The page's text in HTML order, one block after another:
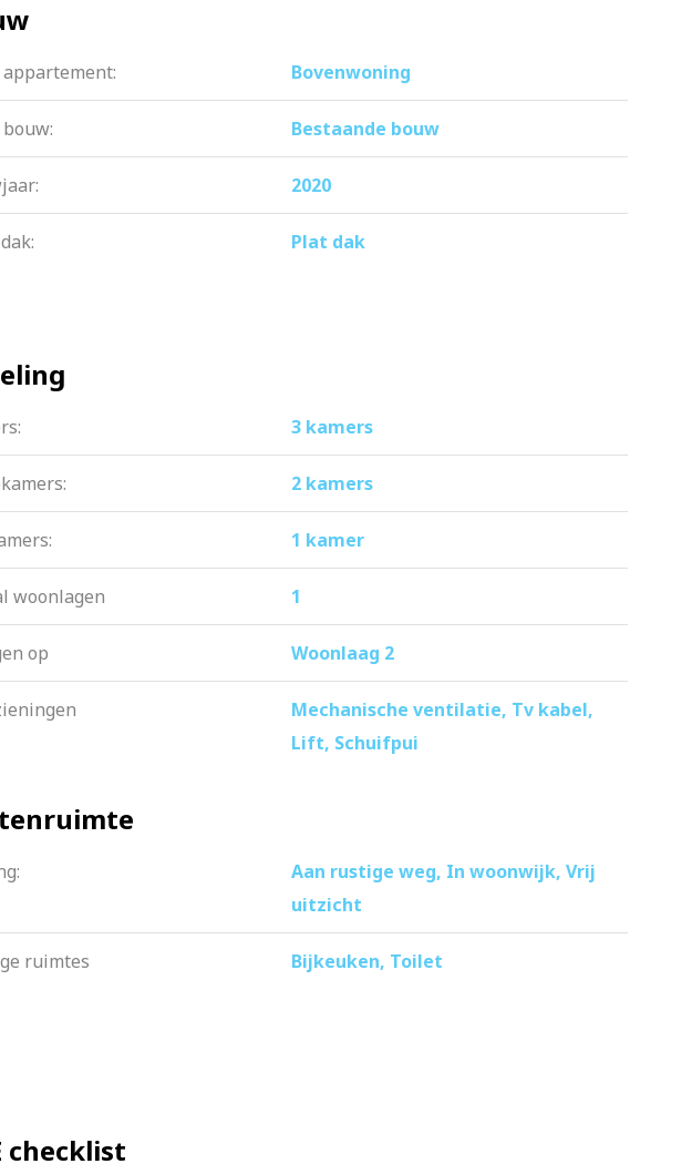
brouwcafé, horeca, kinderspeelvoorziening, wellness,
Bovenwoning
Bestaande bouw
2020
Plat dak
3 kamers
2 kamers
1 kamer
woonlagen 1
op Woonlaag 2
Mechanische ventilatie, Tv kabel,
Lift, Schuifpui
Aan rustige weg, In woonwijk, Vrij
uitzicht
ruimtes Bijkeuken, Toilet
checklist